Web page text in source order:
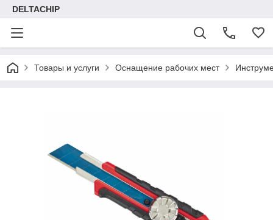
DELTACHIP
Товары и услуги Оснащение рабочих мест